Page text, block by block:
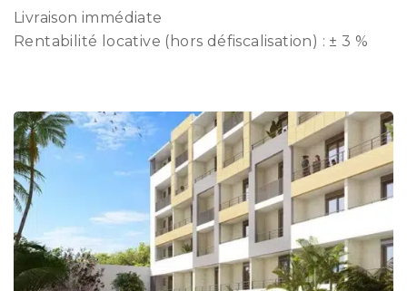
Livraison immédiate
Rentabilité locative (hors défiscalisation) : ± 3 %